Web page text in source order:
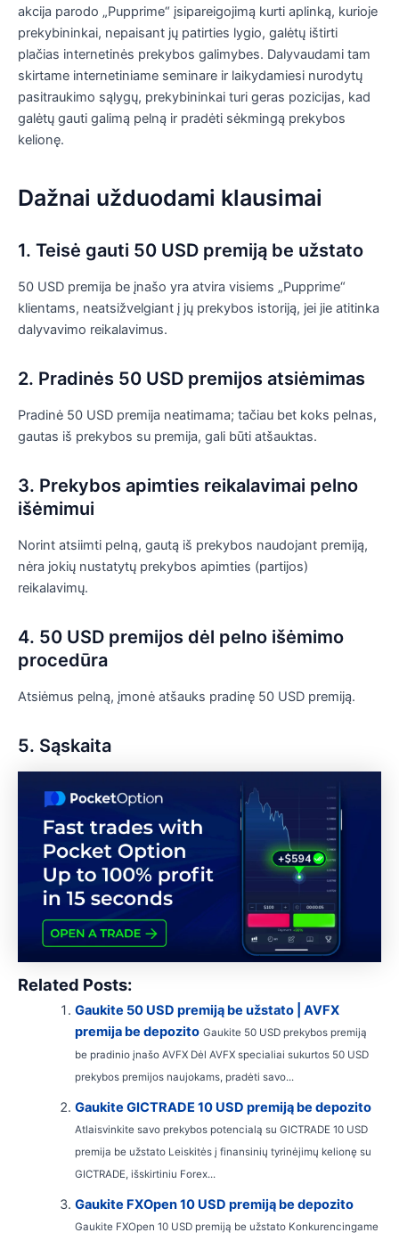
akcija parodo „Pupprime“ įsipareigojimą kurti aplinką, kurioje
prekybininkai, nepaisant jų patirties lygio, galėtų ištirti
plačias internetinės prekybos galimybes. Dalyvaudami tam
skirtame internetiniame seminare ir laikydamiesi nurodytų
pasitraukimo sąlygų, prekybininkai turi geras pozicijas, kad
galėtų gauti galimą pelną ir pradėti sėkmingą prekybos
kelionę.
Dažnai užduodami klausimai
1. Teisė gauti 50 USD premiją be užstato
50 USD premija be įnašo yra atvira visiems „Pupprime“
klientams, neatsižvelgiant į jų prekybos istoriją, jei jie atitinka
dalyvavimo reikalavimus.
2. Pradinės 50 USD premijos atsiėmimas
Pradinė 50 USD premija neatimama; tačiau bet koks pelnas,
gautas iš prekybos su premija, gali būti atšauktas.
3. Prekybos apimties reikalavimai pelno
išėmimui
Norint atsiimti pelną, gautą iš prekybos naudojant premiją,
nėra jokių nustatytų prekybos apimties (partijos)
reikalavimų.
4. 50 USD premijos dėl pelno išėmimo
procedūra
Atsiėmus pelną, įmonė atšauks pradinę 50 USD premiją.
5. Sąskaita
Related Posts:
Gaukite 50 USD premiją be užstato | AVFX
premija be depozito Gaukite 50 USD prekybos premiją
be pradinio įnašo AVFX Dėl AVFX specialiai sukurtos 50 USD
prekybos premijos naujokams, pradėti savo...
Gaukite GICTRADE 10 USD premiją be depozito
Atlaisvinkite savo prekybos potencialą su GICTRADE 10 USD
premija be užstato Leiskitės į finansinių tyrinėjimų kelionę su
GICTRADE, išskirtiniu Forex...
Gaukite FXOpen 10 USD premiją be depozito
Gaukite FXOpen 10 USD premiją be užstato Konkurencingame